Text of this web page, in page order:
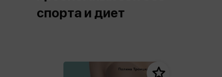
спорта и диет